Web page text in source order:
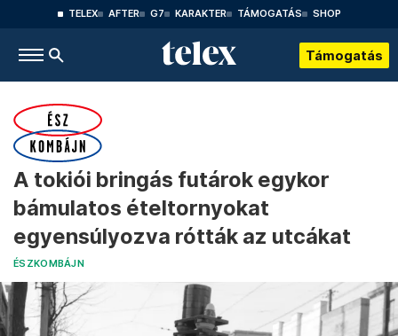
TELEX AFTER G7 KARAKTER TÁMOGATÁS SHOP
Támogatás
A tokiói bringás futárok egykor
bámulatos ételtornyokat
egyensúlyozva rótták az utcákat
ÉSZKOMBÁJN